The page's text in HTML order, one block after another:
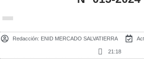
Redacción: ENID MERCADO SALVATIERRA
21:18